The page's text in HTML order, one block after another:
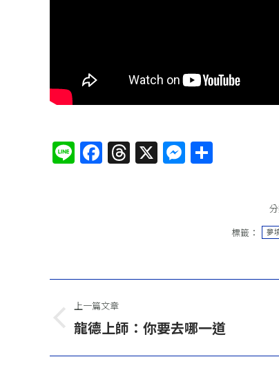
LineFacebook
Threads
X Messenger
標籤：
夢
章
導
上一篇文章
上
龍德上師：你要去哪一道